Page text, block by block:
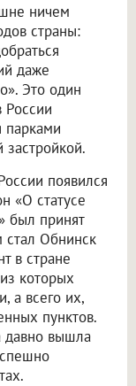
ничем
страны:
даже
Это один
России
парками
появился
«О статусе
был принят
стал Обнинск
в стране
которых
а всего их,
пунктов.
давно вышла